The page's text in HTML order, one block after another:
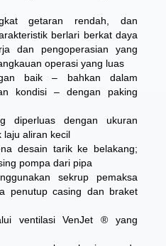
getaran rendah, dan
berlari berkat daya
dan pengoperasian yang
operasi yang luas
baik – bahkan dalam
kondisi – dengan paking
diperluas dengan ukuran
laju aliran kecil
desain tarik ke belakang;
pompa dari pipa
sekrup pemaksa
penutup casing dan braket
ventilasi VenJet ® yang